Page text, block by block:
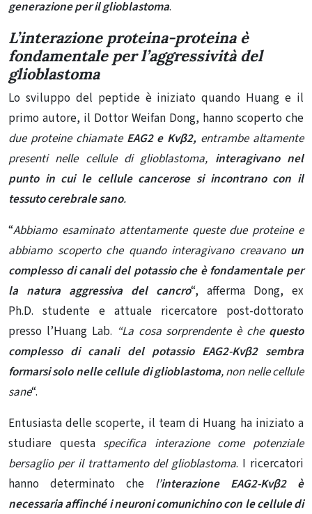
generazione per il glioblastoma.
L’interazione proteina-proteina è
fondamentale per l’aggressività del
glioblastoma
Lo sviluppo del peptide è iniziato quando Huang e il
primo autore, il Dottor Weifan Dong, hanno scoperto che
due proteine ​​chiamateEAG2 e Kvβ2, entrambe altamente
presenti nelle cellule di glioblastoma, interagivano nel
punto in cui le cellule cancerose si incontrano con il
tessuto cerebrale sano.
“Abbiamo esaminato attentamente queste due proteine ​​e
abbiamo scoperto che quando interagivano creavano un
complesso di canali del potassio che è fondamentale per
la natura aggressiva del cancro“, afferma Dong, ex
Ph.D. studente e attuale ricercatore post-dottorato
presso l’Huang Lab. “La cosa sorprendente è che questo
complesso di canali del potassio EAG2-Kvβ2 sembra
formarsi solo nelle cellule di glioblastoma, non nelle cellule
sane“.
Entusiasta delle scoperte, il team di Huang ha iniziato a
studiare questa specifica interazione come potenziale
bersaglio per il trattamento del glioblastoma. I ricercatori
hanno determinato che l’interazione EAG2-Kvβ2 è
necessaria affinché i neuroni comunichino con le cellule di